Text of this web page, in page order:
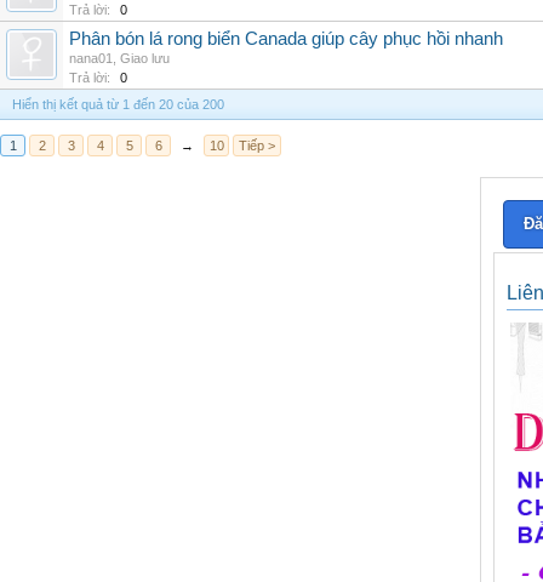
Trả lời:
0
Phân bón lá rong biển Canada giúp cây phục hồi nhanh
nana01
Giao lưu
Trả lời:
0
Hiển thị kết quả từ 1 đến 20 của 200
1 2 3 4 5 6 → 10 Tiếp >